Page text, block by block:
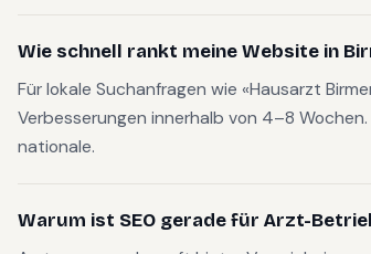
Wie schnell rankt meine Website in
Für lokale Suchanfragen wie «Hausarzt
Verbesserungen innerhalb von 4–8
nationale.
Warum ist SEO gerade für Arzt-